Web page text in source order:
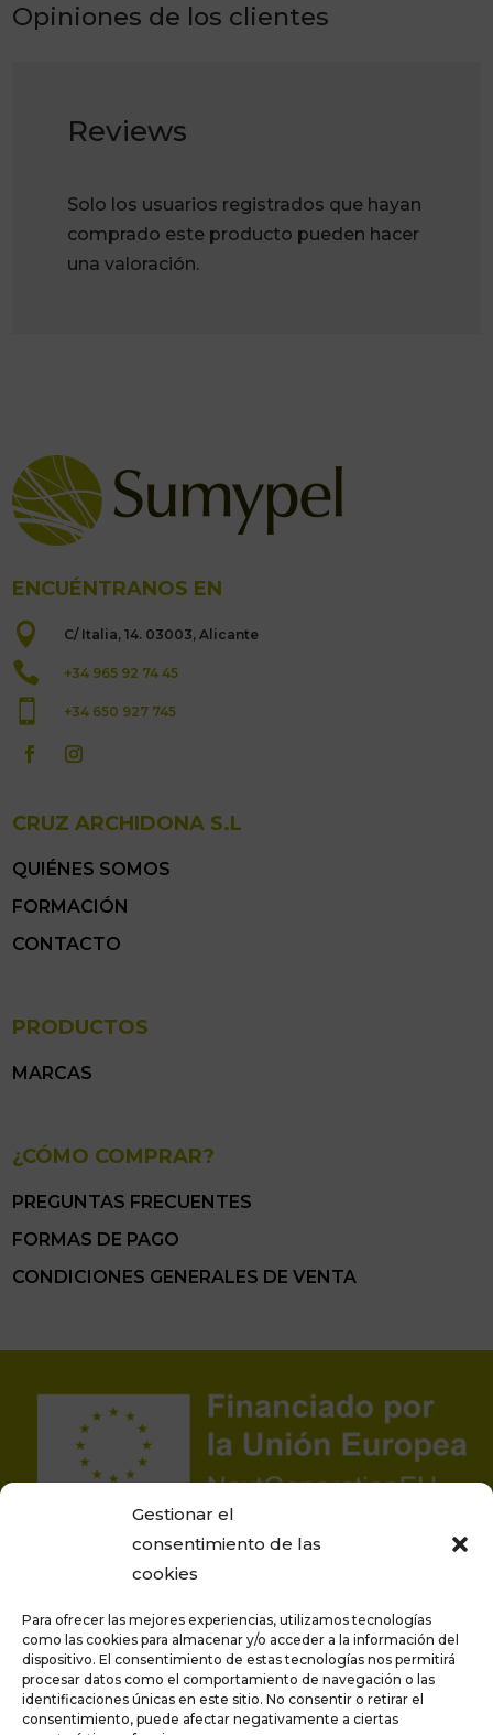
Gestionar el
consentimiento de las
cookies
Para ofrecer las mejores experiencias, utilizamos tecnologías
como las cookies para almacenar y/o acceder a la información del
dispositivo. El consentimiento de estas tecnologías nos permitirá
procesar datos como el comportamiento de navegación o las
identificaciones únicas en este sitio. No consentir o retirar el
consentimiento, puede afectar negativamente a ciertas
Opiniones de los clientes
Reviews
Solo los usuarios registrados que hayan
comprado este producto pueden hacer
una valoración.
ENCUÉNTRANOS EN
 C/ Italia, 14. 03003, Alicante
 +34 965 92 74 45
+34 650 927 745
CRUZ ARCHIDONA S.L
QUIÉNES SOMOS
FORMACIÓN
CONTACTO
PRODUCTOS
MARCAS
¿CÓMO COMPRAR?
PREGUNTAS FRECUENTES
FORMAS DE PAGO
CONDICIONES GENERALES DE VENTA
Proyecto financiado por la Unión Europea –
NextGenerationEU